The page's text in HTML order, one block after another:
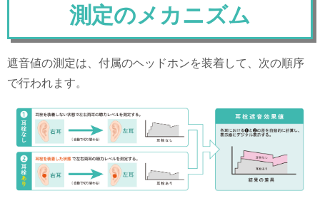
測定のメカニズム
遮音値の測定は、付属のヘッドホンを装着して、次の順序
で行われます。